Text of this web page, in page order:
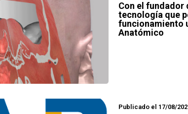
Con el fundador
tecnología que
funcionamiento
Anatómico
Publicado el 17/08/